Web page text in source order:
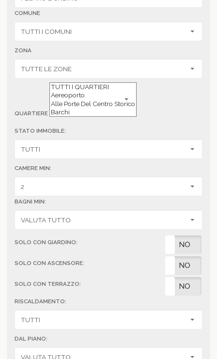
COMUNE
ZONA
QUARTIERE
STATO IMMOBILE:
CAMERE MIN:
BAGNI MIN:
SOLO CON GIARDINO: NO
SOLO CON ASCENSORE: NO
SOLO CON TERRAZZO: NO
RISCALDAMENTO:
DAL PIANO: